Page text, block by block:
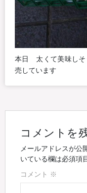
本日 太くて美味し
売しています
コメントを
メールアドレスが公
いている欄は必須項
コメント ※